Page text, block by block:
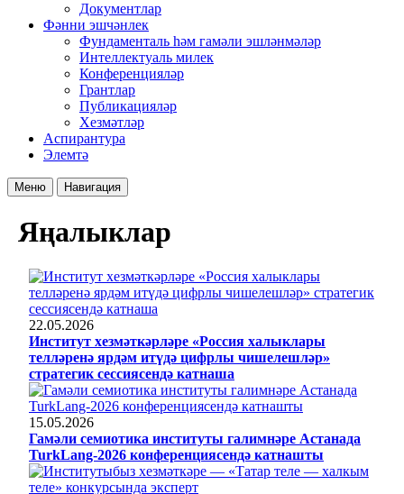
Документлар
Фәнни эшчәнлек
Фундаменталь һәм гамәли эшләнмәләр
Интеллектуаль милек
Конференцияләр
Грантлар
Публикацияләр
Хезмәтләр
Аспирантура
Элемтә
Меню Навигация
Яңалыклар
22.05.2026
Институт хезмәткәрләре «Россия халыклары
телләренә ярдәм итүдә цифрлы чишелешләр»
стратегик сессиясендә катнаша
15.05.2026
Гамәли семиотика институты галимнәре Астанада
TurkLang-2026 конференциясендә катнашты